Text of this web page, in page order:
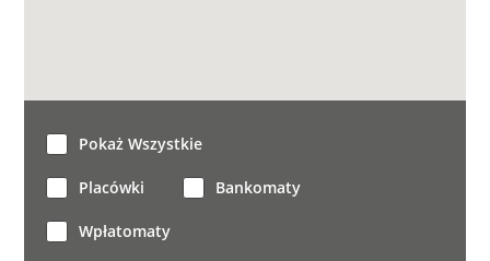
Pokaż Wszystkie
Placówki Bankomaty
Wpłatomaty